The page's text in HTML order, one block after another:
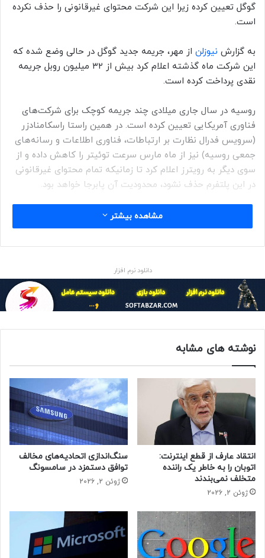
گوگل تعیین کرده زیرا این شرکت محتوای غیرقانونی را حذف نکرده
است.
به گزارش نیوزلن از مهر، جریمه جدید گوگل در حالی وضع شده که
این شرکت ماه گذشته اعلام کرد بیش از ۳۲ میلیون روبل جریمه
نقدی پرداخت کرده است.
روسیه در سال جاری میلادی چند جریمه کوچک برای شرکت‌های
فناوری آمریکایی تعیین کرده است. در همین راستا راسکامنادزر
(سرویس فدرال نظارت بر ارتباطات، فناوری اطلاعات و رسانه‌های
جمعی روسیه) نیز از ماه مارس سرعت توئیتر را کاهش داده و از
سوی دیگر به رویترز اعلام کرد تا زمانیکه تمام محتوای غیرقانونی
در این پلتفرم حذف نشود، محدودیت آن پابرجا خواهد بود.
مشاهده بیشتر
دانلود نرم افزار
نوشته های مشابه
انتقاد عارف از قطع اینترنت:
اتوبان را به خاطر یک راننده
متخلف نمی‌بندند
ژوئن 2, 2026
سنگ‌اندازی اتحادیه‌های مخالف
توافق دستمزد در سامسونگ
ژوئن 2, 2026